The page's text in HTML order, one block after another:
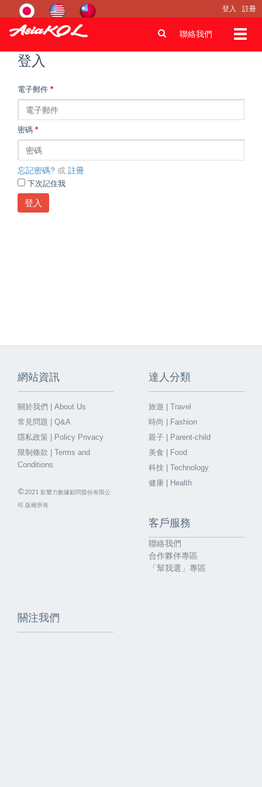
登入 註冊
聯絡我們
登入
電子郵件 *
密碼 *
忘記密碼? 或 註冊
下次記住我
登入
網站資訊
關於我們 | About Us
常見問題 | Q&A
隱私政策 | Policy Privacy
限制條款 | Terms and
Conditions
©2021 影響力數據顧問股份有限公
司.版權所有
達人分類
旅遊 | Travel
時尚 | Fashion
親子 | Parent-child
美食 | Food
科技 | Technology
健康 | Health
客戶服務
聯絡我們
合作夥伴專區
「幫我選」專區
關注我們